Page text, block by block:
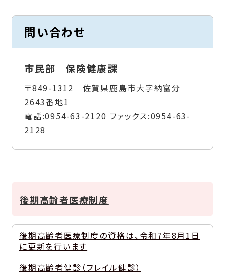
問い合わせ
市民部 保険健康課
〒849-1312 佐賀県鹿島市大字納富分
2643番地1
電話:0954-63-2120 ファックス:0954-63-
2128
後期高齢者医療制度
後期高齢者医療制度の資格は、令和7年8月1日
に更新を行います
後期高齢者健診（フレイル健診）